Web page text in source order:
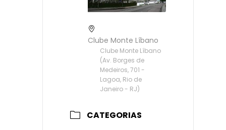
Clube Monte Líbano
Clube Monte Líbano
(Av. Borges de
Medeiros, 701 -
Lagoa, Rio de
Janeiro - RJ)
CATEGORIAS